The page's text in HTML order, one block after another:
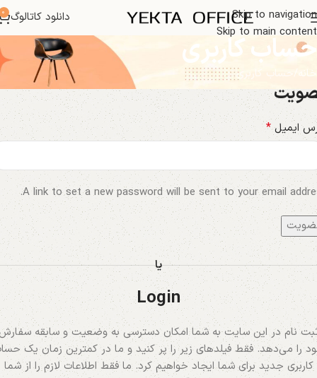
Skip to navigation
Skip to main content
دانلود کاتالوگ 0
حساب کاربری
خانه حساب کاربری
ایمیل*
A link to set a new password will be sent to your email
یا
Login
نام در این سایت به شما امکان دسترسی به وضعیت و سابقه
را می‌دهد. فقط فیلدهای زیر را پر کنید و ما در کمترین زمان یک
کاربری جدید برای شما ایجاد خواهیم کرد. ما فقط اطلاعات لازم را از شما